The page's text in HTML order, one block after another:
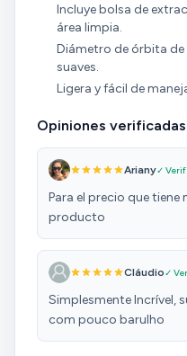
Incluye bolsa de
área limpia.
Diámetro de órbita
suaves.
Ligera y fácil de
Opiniones
Ariany✓
Para el precio que tiene
producto
Cláudio✓
Simplesmente Incrível,
com pouco barulho